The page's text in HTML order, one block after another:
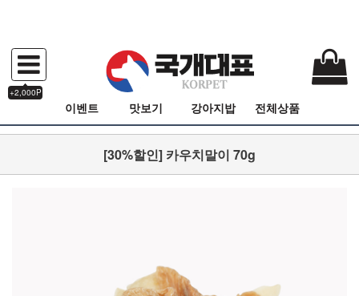
+2,000P
이벤트 맛보기 강아지밥 전체상품
[30%할인] 카우치말이 70g